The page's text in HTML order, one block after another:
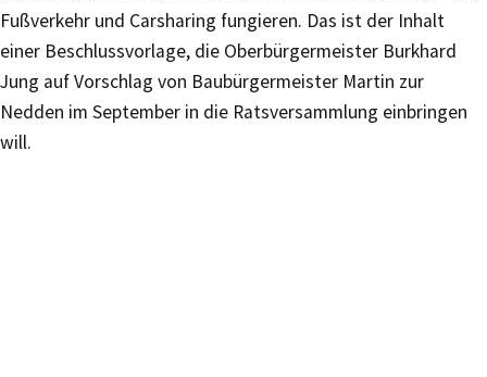
Fußverkehr und Carsharing fungieren. Das ist der Inhalt
einer Beschlussvorlage, die Oberbürgermeister Burkhard
Jung auf Vorschlag von Baubürgermeister Martin zur
Nedden im September in die Ratsversammlung einbringen
will.